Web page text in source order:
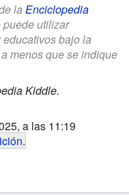
la Enciclopedia
utilizar
bajo la
a menos que se indique
Kiddle.
a las 11:19
.